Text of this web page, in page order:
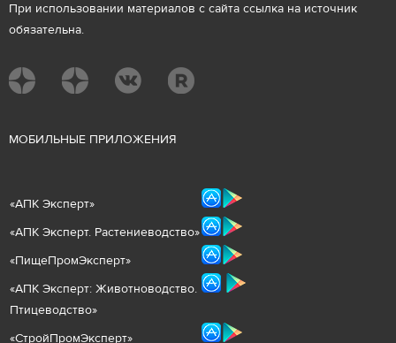
При использовании материалов с сайта ссылка на источник
обязательна.
МОБИЛЬНЫЕ ПРИЛОЖЕНИЯ
«АПК Эксперт»
«АПК Эксперт. Растениеводство»
«ПищеПромЭксперт»
«АПК Эксперт: Животноводство.
Птицеводство»
«СтройПромЭксперт»